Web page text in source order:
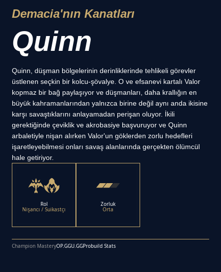
Demacia'nın Kanatları
Quinn
Quinn, düşman bölgelerinin derinliklerinde tehlikeli görevler
üstlenen seçkin bir kolcu-şövalye. O ve efsanevi kartalı Valor
kopmaz bir bağ paylaşıyor ve düşmanları, daha krallığın en
büyük kahramanlarından yalnızca birine değil aynı anda ikisine
karşı savaştıklarını anlayamadan perişan oluyor. İkili
gerektiğinde çeviklik ve akrobasiye başvuruyor ve Quinn
arbaletiyle nişan alırken Valor'un göklerden zorlu hedefleri
işaretleyebilmesi onları savaş alanlarında gerçekten ölümcül
hale getiriyor.
Rol
Nişancı / Suikastçı
Zorluk
Orta
Champion MasteryOP.GGU.GGProbuild Stats